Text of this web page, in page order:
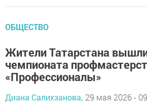
ОБЩЕСТВО
Жители Татарстана
чемпионата
«Профессионалы»
Диана Салихзанова, 29 мая 2026 -